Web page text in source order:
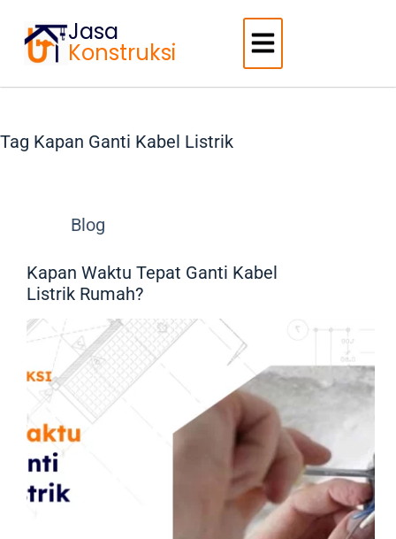
Jasa
Konstruksi
Tag Kapan Ganti Kabel Listrik
Blog
Kapan Waktu Tepat Ganti Kabel
Listrik Rumah?